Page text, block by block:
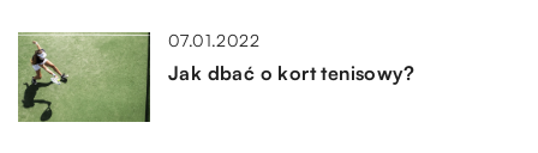
07.01.2022
Jak dbać o kort tenisowy?